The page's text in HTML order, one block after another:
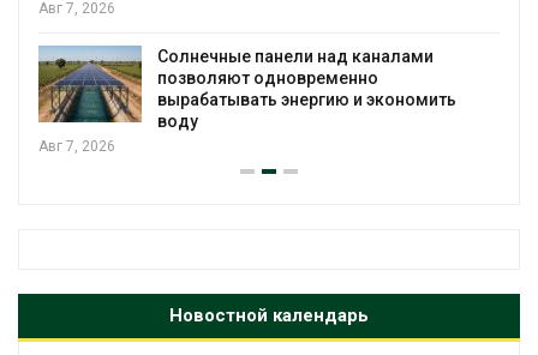
Авг 7, 2026
Солнечные панели над каналами
позволяют одновременно
вырабатывать энергию и экономить
воду
Авг 7, 2026
Новостной календарь